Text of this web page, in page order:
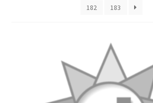
Диагностика кондиционеров
Заправка кондиционеров
Монтаж и установка кондиционеров
182
183